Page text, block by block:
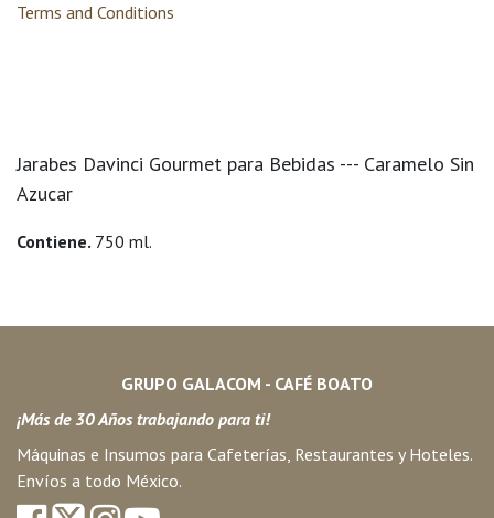
Terms and Conditions
Jarabes Davinci Gourmet para Bebidas --- Caramelo Sin
Azucar
Contiene. 750 ml.
GRUPO GALACOM - CAFÉ BOATO
¡Más de 30 Años trabajando para ti!
Máquinas e Insumos para Cafeterías, Restaurantes y Hoteles.
Envíos a todo México.